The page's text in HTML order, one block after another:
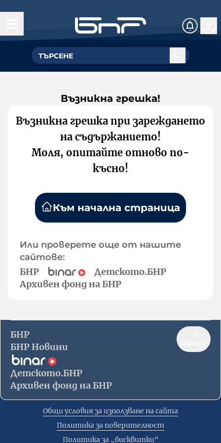
Възникна грешка!
Възникна грешка при зареждането
на съдържанието!
Моля, опитайте отново по-
късно!
Към начална страница
Или проверете още от нашите
сайтове:
БНР
Детското.БНР
Архивен фонд на БНР
БНР
БНР Новини
Детското.БНР
Архивен фонд на БНР
Общи условия за използване на сайта
Политика за поверителност
Политика за „бисквитки“